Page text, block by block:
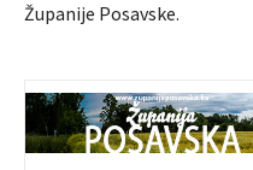
Županije Posavske.